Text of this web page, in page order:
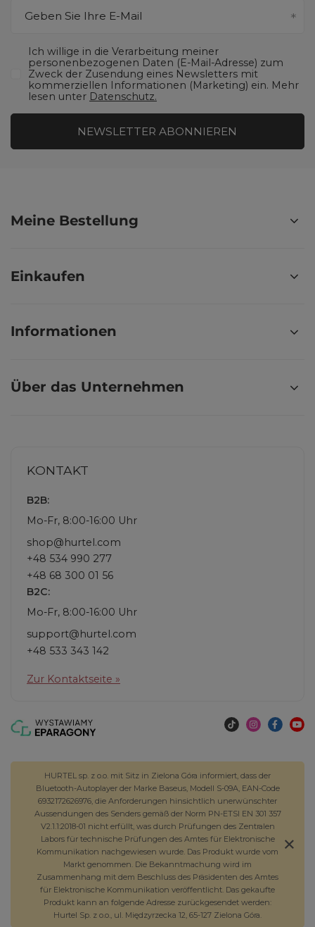
Geben Sie Ihre E-Mail
Ich willige in die Verarbeitung meiner
personenbezogenen Daten (E-Mail-Adresse) zum
Zweck der Zusendung eines Newsletters mit
kommerziellen Informationen (Marketing) ein. Mehr
lesen unter Datenschutz.
NEWSLETTER ABONNIEREN
Meine Bestellung
Einkaufen
Informationen
Über das Unternehmen
KONTAKT
B2B:
Mo-Fr, 8:00-16:00 Uhr
shop@hurtel.com
+48 534 990 277
+48 68 300 01 56
B2C:
Mo-Fr, 8:00-16:00 Uhr
support@hurtel.com
+48 533 343 142
Zur Kontaktseite »
HURTEL sp. z o.o. mit Sitz in Zielona Góra informiert, dass der
Bluetooth-Autoplayer der Marke Baseus, Modell S-09A, EAN-Code
6932172626976, die Anforderungen hinsichtlich unerwünschter
Aussendungen des Senders gemäß der Norm PN-ETSI EN 301 357
V2.1.1:2018-01 nicht erfüllt, was durch Prüfungen des Zentralen
Labors für technische Prüfungen des Amtes für Elektronische
Kommunikation nachgewiesen wurde. Das Produkt wurde vom
Markt genommen. Die Bekanntmachung wird im
Zusammenhang mit dem Beschluss des Präsidenten des Amtes
für Elektronische Kommunikation veröffentlicht. Das gekaufte
Produkt kann an folgende Adresse zurückgesendet werden:
Hurtel Sp. z o.o., ul. Międzyrzecka 12, 65-127 Zielona Góra.